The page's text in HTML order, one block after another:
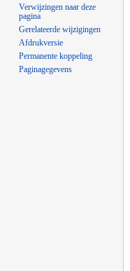
Verwijzingen naar deze
pagina
Gerelateerde wijzigingen
Afdrukversie
Permanente koppeling
Paginagegevens